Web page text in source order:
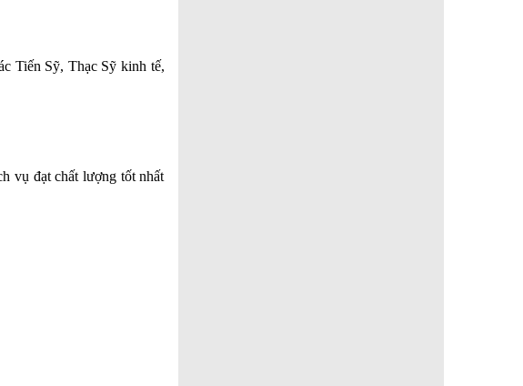
Tiến Sỹ, Thạc Sỹ kinh tế,
vụ đạt chất lượng tốt nhất